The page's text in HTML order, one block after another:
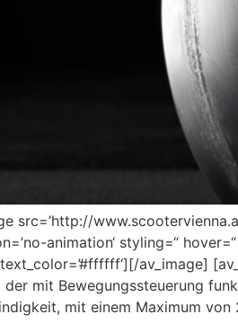
src=’http://
animation‘ styling=“
av_image]
der mit Bewegungssteuerung
mit einem Maximum